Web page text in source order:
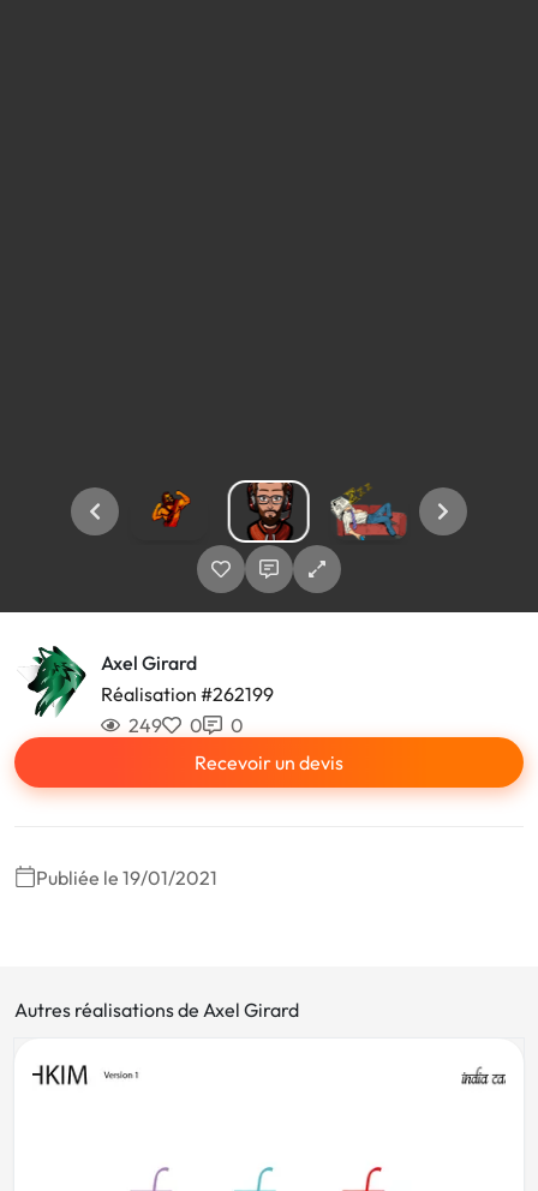
Axel Girard
Réalisation #262199
249
0
0
Recevoir un devis
Publiée le 19/01/2021
Autres réalisations de Axel Girard